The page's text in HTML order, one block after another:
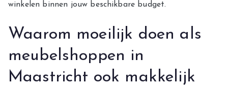
winkelen binnen jouw beschikbare budget.
Waarom moeilijk doen als
meubelshoppen in
Maastricht ook makkelijk